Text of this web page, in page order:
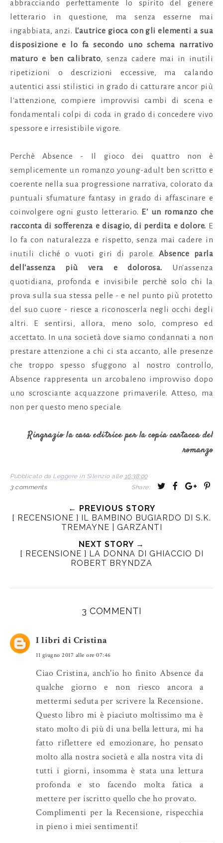
abbracciando perfettamente lo spirito del genere
letterario in questione, ma senza esserne mai
ingabbiata, anzi. L'autrice gioca con gli elementi a sua
disposizione e lo fa secondo uno schema narrativo
maturo e ben calibrato, senza cadere mai in inutili
ripetizioni o descrizioni eccessive, ma calando
autentici assi stilistici in grado di catturare ancor più
l'attenzione, compiere improvvisi cambi di scena e
fondamentali colpi di coda in grado di concedere vivo
spessore e irresistibile vigore.
Perchè Absence - Il gioco dei quattro
non è
semplicemente un romanzo young-adult ben scritto e
coerente nella sua progressione narrativa, colorato da
puntuali sfumature fantasy in grado di affascinare e
coinvolgere ogni gusto letterario. E' un romanzo che
racconta di sofferenza e disagio, di perdita e dolore. E
lo fa con naturalezza e rispetto, senza mai cadere in
inutili cliché o vuoti giri di parole. Absence parla
dell'assenza più vera e dolorosa. Un'assenza
quotidiana, profonda e invisibile perchè solo chi la
prova sulla sua stessa pelle - e nel punto più protetto
del suo cuore - riesce a riconoscerla negli occhi degli
altri. E sentirsi, allora, meno solo, compreso ed
accettato. In una società dove siamo condannati a non
prestare attenzione a chi ci sta accanto, alle presenze
che troppo spesso sfuggono al nostro controllo,
Absence rappresenta un arcobaleno improvviso dopo
uno scrosciante acquazzone primaverile. Atteso, ma
non per questo meno speciale.
Ringrazio la casa editrice per la copia cartacea del
romanzo
Pubblicato da Leggere in Silenzio alle 16:38:00
3 comments
Share:
T
e
T
h
s
r
O
n
a
r
O
n
o
u
s
← PREVIOUS STORY
[ RECENSIONE ] IL BAMBINO BUGIARDO DI S.K.
TREMAYNE | GARZANTI
NEXT STORY →
[ RECENSIONE ] LA DONNA DI GHIACCIO DI
ROBERT BRYNDZA
3 COMMENTI
I libri di Cristina
11 giugno 2017 alle ore 07:46
Ciao Cristina, anch'io ho finito Absence da
qualche giorno e non riesco ancora a
mettermi seduta per scrivere la Recensione.
Questo libro mi è piaciuto moltissimo ma è
stato molto di più di una bella lettura, mi ha
fatto riflettere ed emozionare, ho pensato
molto alla nostra società e alla nostra vita di
tutti i giorni, insomma è stata una lettura
profonda e sto facendo molta fatica a
mettere per iscritto quello che ho provato.
Complimenti per la Recensione, rispecchia
in pieno i miei sentimenti!